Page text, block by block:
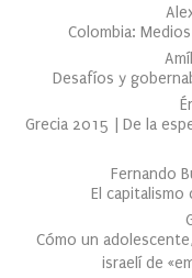
Colombia:
Desafíos y
Grecia 2015 | De la
Fernando
El capitalismo
Cómo un
israelí de